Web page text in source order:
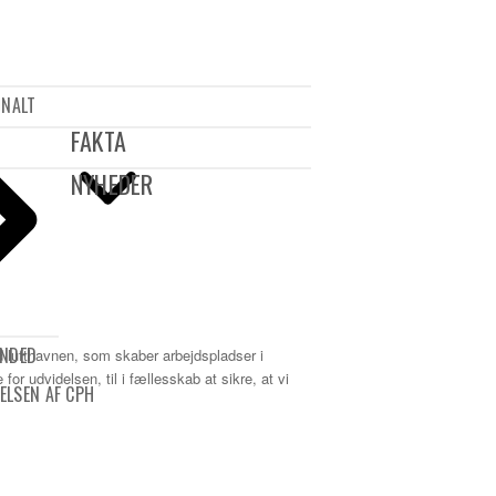
AF CPH
FAKTA
NYHEDER
som skaber arbejdspladser i
for udvidelsen, til i fællesskab at sikre, at vi